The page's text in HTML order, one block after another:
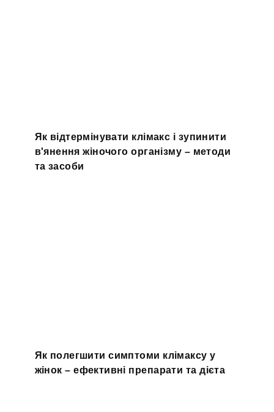
Як відтермінувати клімакс і зупинити
в'янення жіночого організму – методи
та засоби
Як полегшити симптоми клімаксу у
жінок – ефективні препарати та дієта